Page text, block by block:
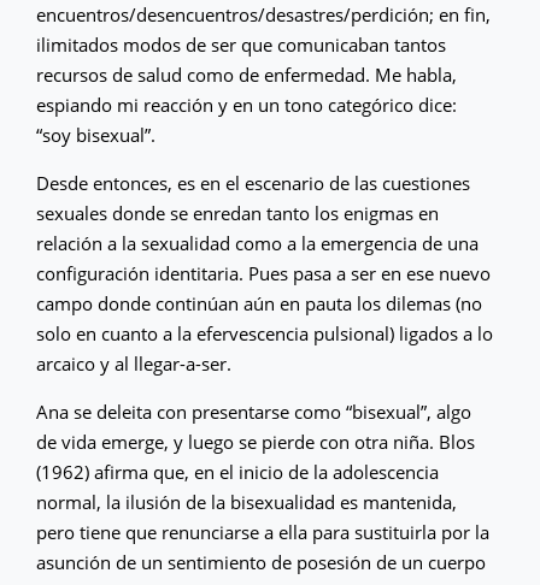
encuentros/desencuentros/desastres/perdición; en fin,
ilimitados modos de ser que comunicaban tantos
recursos de salud como de enfermedad. Me habla,
espiando mi reacción y en un tono categórico dice:
“soy bisexual”.
Desde entonces, es en el escenario de las cuestiones
sexuales donde se enredan tanto los enigmas en
relación a la sexualidad como a la emergencia de una
configuración identitaria. Pues pasa a ser en ese nuevo
campo donde continúan aún en pauta los dilemas (no
solo en cuanto a la efervescencia pulsional) ligados a lo
arcaico y al llegar-a-ser.
Ana se deleita con presentarse como “bisexual”, algo
de vida emerge, y luego se pierde con otra niña. Blos
(1962) afirma que, en el inicio de la adolescencia
normal, la ilusión de la bisexualidad es mantenida,
pero tiene que renunciarse a ella para sustituirla por la
asunción de un sentimiento de posesión de un cuerpo